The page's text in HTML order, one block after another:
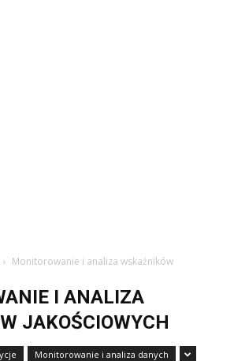
Monitorowanie i analiza wskaźników
I ANALIZA
JAKOŚCIOWYCH
Monitorowanie i analiza danych